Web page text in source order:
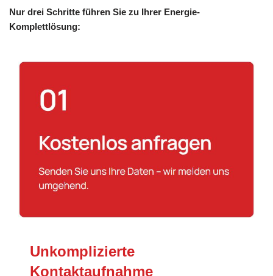
Nur drei Schritte führen Sie zu Ihrer Energie-
Komplettlösung:
Unkomplizierte
Kontaktaufnahme